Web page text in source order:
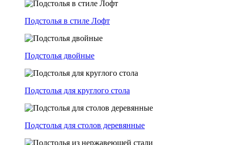
Подстолья в стиле Лофт
Подстолья двойные
Подстолья для круглого стола
Подстолья для столов деревянные